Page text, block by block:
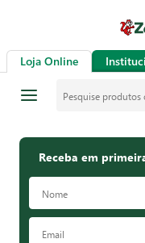
Loja Online
Receba em